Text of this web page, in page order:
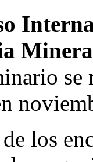
Minera
se
los